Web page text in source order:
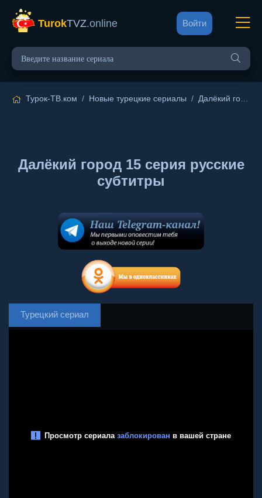
TurokTVZ.online Войти
Турок-ТВ.ком / Новые турецкие сериалы / Далёкий город
Далёкий город 15 серия русские
субтитры
Турецкий сериал